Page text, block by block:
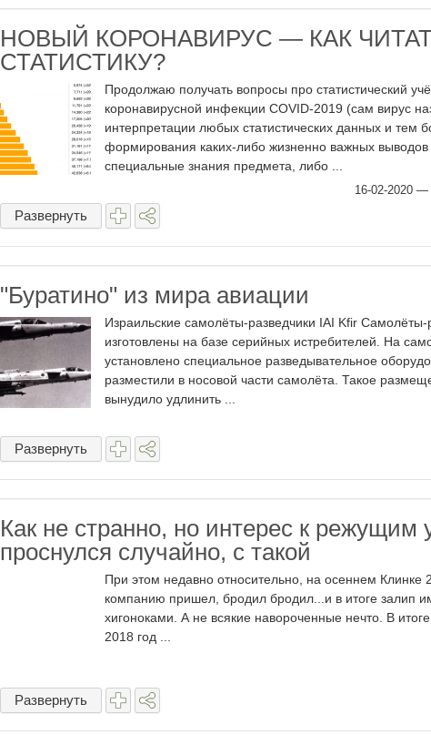
НОВЫЙ КОРОНАВИРУС — КАК
СТАТИСТИКУ?
Продолжаю получать вопросы про статистический
коронавирусной инфекции COVID-2019 (сам вирус
интерпретации любых статистических данных и тем
формирования каких-либо жизненно важных выводов
специальные знания предмета, либо ...
16-02-2020 —
Развернуть
"Буратино" из мира авиации
Израильские самолёты-разведчики IAI Kfir Самолёты-
изготовлены на базе серийных истребителей. На
установлено специальное разведывательное
разместили в носовой части самолёта. Такое
вынудило удлинить ...
Развернуть
Как не странно, но интерес к режущим
проснулся случайно, с такой
При этом недавно относительно, на осеннем Клинке
компанию пришел, бродил бродил...и в итоге залип
хигоноками. А не всякие навороченные нечто. В
2018 год ...
Развернуть